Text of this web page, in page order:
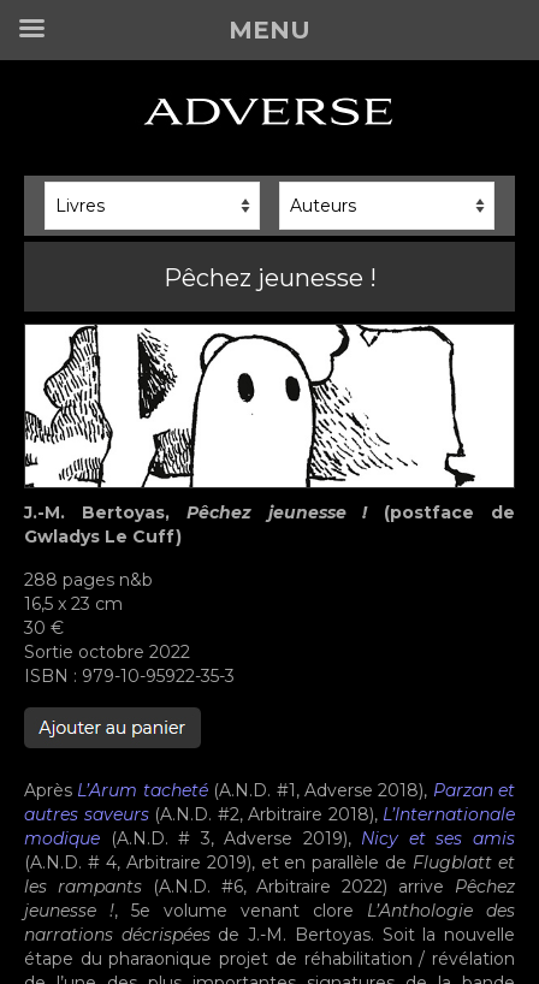
Pêchez jeunesse !
J.-M. Bertoyas, Pêchez jeunesse !(postface de
Gwladys Le Cuff)
288 pages n&b
16,5 x 23 cm
30 €
Sortie octobre 2022
ISBN : 979-10-95922-35-3
Après L’Arum tacheté(A.N.D. #1, Adverse 2018), Parzan et
autres saveurs(A.N.D. #2, Arbitraire 2018), L’Internationale
modique (A.N.D. # 3, Adverse 2019), Nicy et ses amis
(A.N.D. # 4, Arbitraire 2019), et en parallèle de Flugblatt et
les rampants(A.N.D. #6, Arbitraire 2022) arrive Pêchez
jeunesse !, 5e volume venant clore L’Anthologie des
narrations décrispéesde J.-M. Bertoyas. Soit la nouvelle
étape du pharaonique projet de réhabilitation / révélation
MENU